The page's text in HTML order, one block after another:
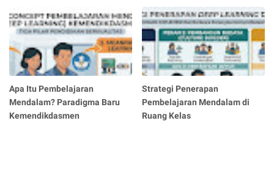
Apa Itu Pembelajaran
Mendalam? Paradigma Baru
Kemendikdasmen
Strategi Penerapan
Pembelajaran Mendalam di
Ruang Kelas